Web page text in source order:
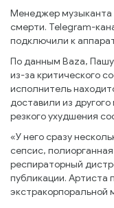
Менеджер музыканта
смерти. Telegram-
подключили к
По данным Baza, Пашу
из-за критического
исполнитель
доставили из
резкого ухудшения
«У него сразу
сепсис,
респираторный
публикации. Артиста